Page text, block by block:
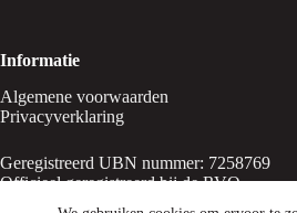
Informatie
Algemene voorwaarden
Privacyverklaring
Geregistreerd UBN nummer: 7258769
Officieel geregistreerd bij de RVO